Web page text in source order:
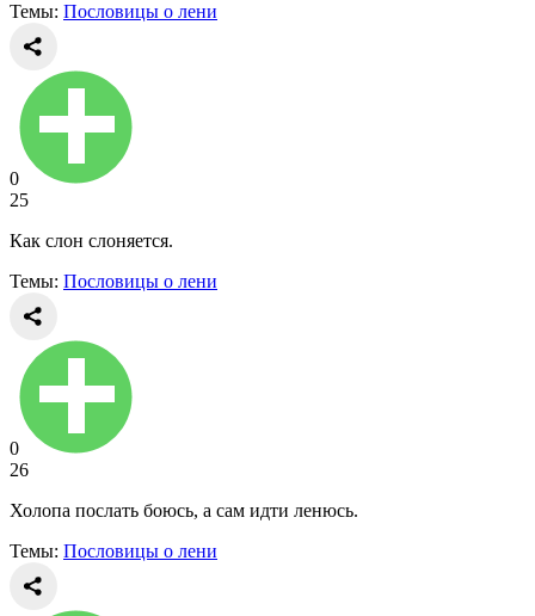
Темы: Пословицы о лени
0
25
Как слон слоняется.
Темы: Пословицы о лени
0
26
Холопа послать боюсь, а сам идти ленюсь.
Темы: Пословицы о лени